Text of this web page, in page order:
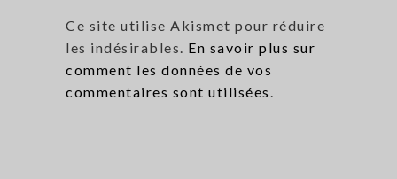
Ce site utilise Akismet pour réduire
les indésirables. En savoir plus sur
comment les données de vos
commentaires sont utilisées .